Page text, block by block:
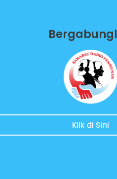
Klik di Sini